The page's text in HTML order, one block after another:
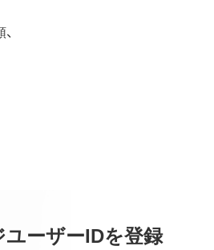
ーザーIDを登録